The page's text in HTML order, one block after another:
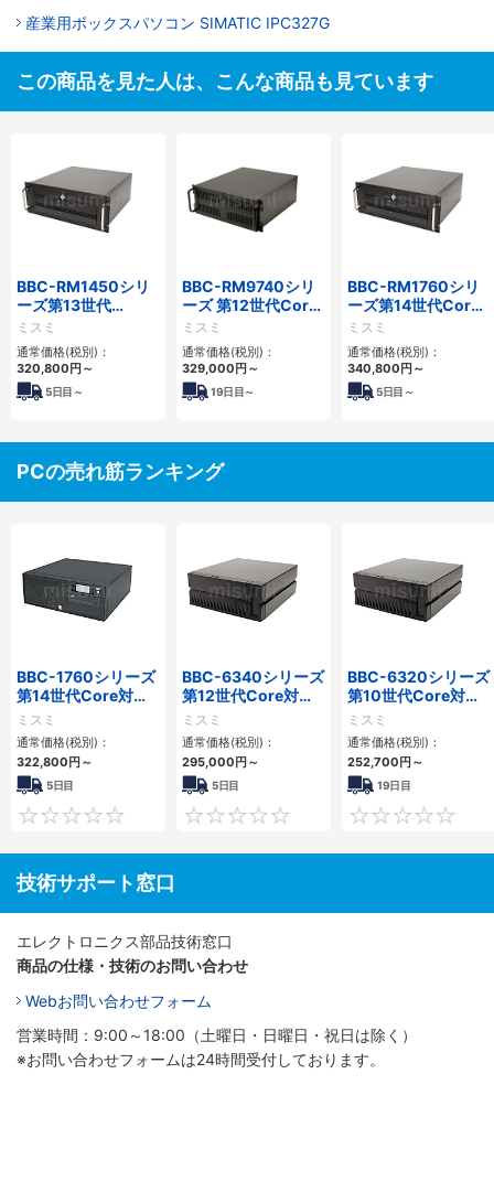
産業用ボックスパソコン SIMATIC IPC327G
この商品を見た人は、こんな商品も見ています
BBC-RM1450シリ
ーズ第13世代
Core・12世代
Celeron対応ラック
マウント4PCIe
ミスミ
通常価格(税別)：
320,800円～
5日目～
BBC-RM9740シリ
ーズ 第12世代Core
対応ラックマウント
FAPC4PCI・3PCIe
ミスミ
通常価格(税別)：
329,000円～
19日目～
BBC-RM1760シリ
ーズ第14世代Core
対応ラックマウント
3PCIe
ミスミ
通常価格(税別)：
340,800円～
5日目～
PCの売れ筋ランキング
BBC-1760シリーズ
第14世代Core対応
小型フロアマウント
3PCIe
ミスミ
通常価格(税別)：
322,800円～
5日目
0
BBC-6340シリーズ
第12世代Core対応
小型フロアマウント
PC2PCI/2PCIe
ミスミ
通常価格(税別)：
295,000円～
5日目
0
BBC-6320シリーズ
第10世代Core対応
小型フロアマウント
FAPC 2PCI・2PCIe
ミスミ
通常価格(税別)：
252,700円～
19日目
技術サポート窓口
エレクトロニクス部品技術窓口
商品の仕様・技術のお問い合わせ
Webお問い合わせフォーム
営業時間：9:00～18:00（土曜日・日曜日・祝日は除く）
※お問い合わせフォームは24時間受付しております。